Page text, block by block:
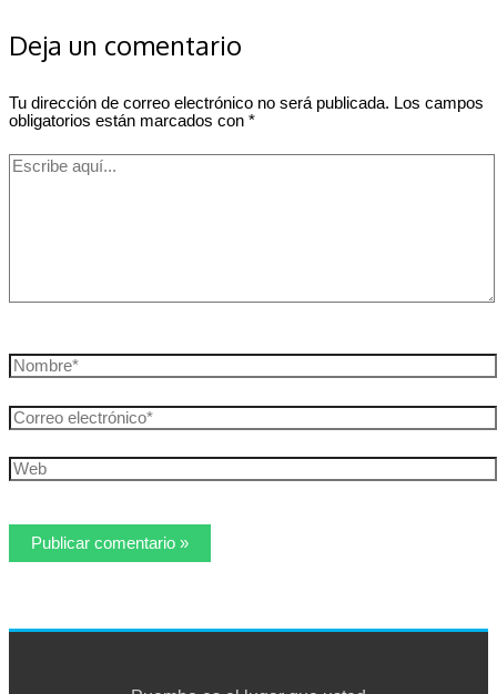
Deja un comentario
Tu dirección de correo electrónico no será publicada. Los campos
obligatorios están marcados con *
Escribe
Nombre*
Correo
electrónico*
Web